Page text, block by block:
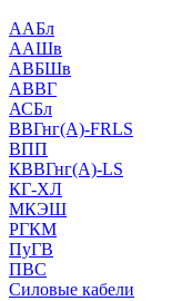
ААБл
ААШв
АВБШв
АВВГ
АСБл
ВВГнг(А)-FRLS
ВПП
КВВГнг(А)-LS
КГ-ХЛ
МКЭШ
РГКМ
ПуГВ
ПВС
Силовые кабели